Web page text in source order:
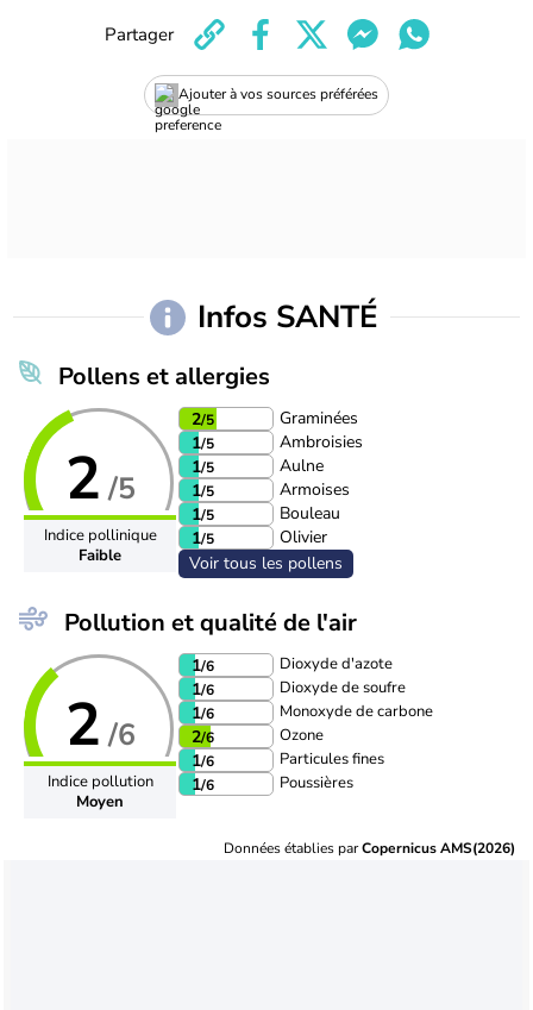
Ajouter à vos sources préférées
Partager
Infos SANTÉ
Pollens et allergies
2 /5
Indice pollinique
Faible
2/5
Graminées
1/5
Ambroisies
1/5
Aulne
1/5
Armoises
1/5
Bouleau
1/5
Olivier
Voir tous les pollens
Pollution et qualité de l'air
2 /6
Indice pollution
Moyen
1/6 Dioxyde d'azote
1/6 Dioxyde de soufre
1/6 Monoxyde de carbone
2/6 Ozone
1/6 Particules fines
1/6 Poussières
Données établies parCopernicus AMS(2026)